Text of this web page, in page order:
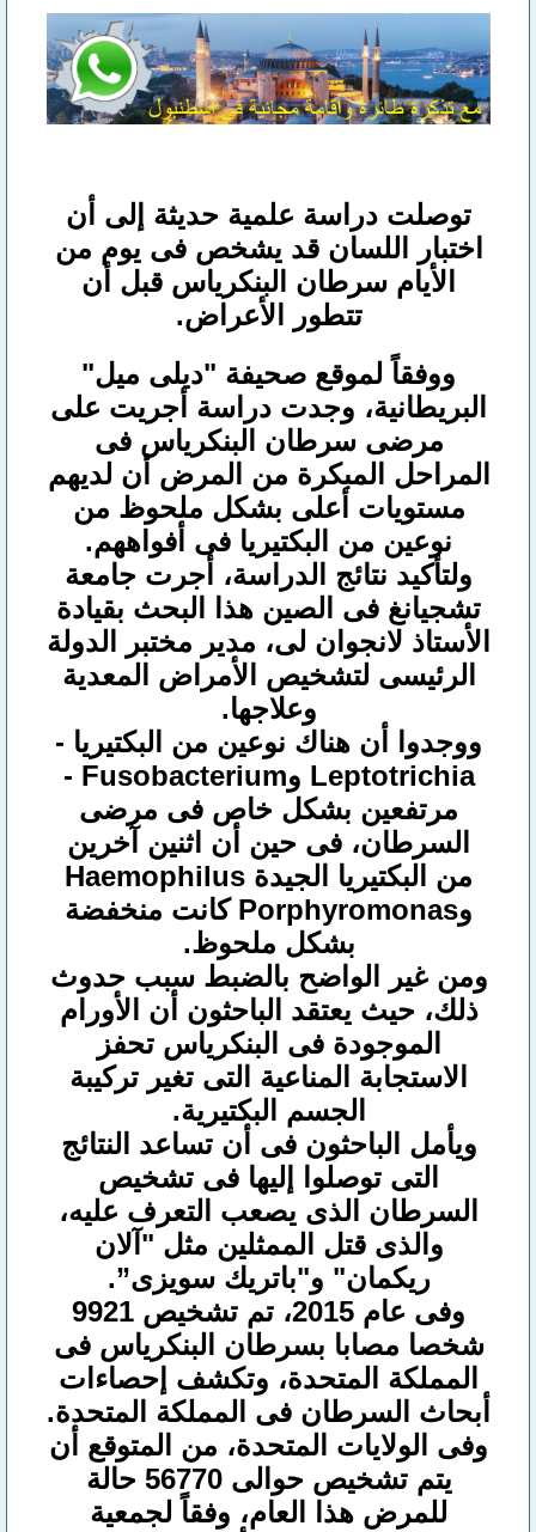
توصلت دراسة علمية حديثة إلى أن
اختبار اللسان قد يشخص فى يوم من
الأيام سرطان البنكرياس قبل أن
تتطور الأعراض.
ووفقاً لموقع صحيفة "ديلى ميل"
البريطانية، وجدت دراسة أجريت على
مرضى سرطان البنكرياس فى
المراحل المبكرة من المرض أن لديهم
مستويات أعلى بشكل ملحوظ من
نوعين من البكتيريا فى أفواههم.
ولتأكيد نتائج الدراسة، أجرت جامعة
تشجيانغ فى الصين هذا البحث بقيادة
الأستاذ لانجوان لى، مدير مختبر الدولة
الرئيسى لتشخيص الأمراض المعدية
وعلاجها.
ووجدوا أن هناك نوعين من البكتيريا -
Leptotrichia وFusobacterium -
مرتفعين بشكل خاص فى مرضى
السرطان، فى حين أن اثنين آخرين
من البكتيريا الجيدة Haemophilus
وPorphyromonas كانت منخفضة
بشكل ملحوظ.
ومن غير الواضح بالضبط سبب حدوث
ذلك، حيث يعتقد الباحثون أن الأورام
الموجودة فى البنكرياس تحفز
الاستجابة المناعية التى تغير تركيبة
الجسم البكتيرية.
ويأمل الباحثون فى أن تساعد النتائج
التى توصلوا إليها فى تشخيص
السرطان الذى يصعب التعرف عليه،
والذى قتل الممثلين مثل "آلان
ريكمان" و"باتريك سويزى”.
وفى عام 2015، تم تشخيص 9921
شخصا مصابا بسرطان البنكرياس فى
المملكة المتحدة، وتكشف إحصاءات
أبحاث السرطان فى المملكة المتحدة.
وفى الولايات المتحدة، من المتوقع أن
يتم تشخيص حوالى 56770 حالة
للمرض هذا العام، وفقاً لجمعية